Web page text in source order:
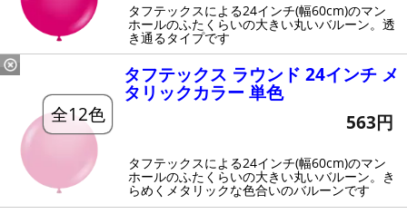
タフテックスによる24インチ(幅60cm)のマン
ホールのふたくらいの大きい丸いバルーン。透
き通るタイプです
全12色
タフテックス ラウンド 24インチ メ
タリックカラー 単色
563円
タフテックスによる24インチ(幅60cm)のマン
ホールのふたくらいの大きい丸いバルーン。き
らめくメタリックな色合いのバルーンです